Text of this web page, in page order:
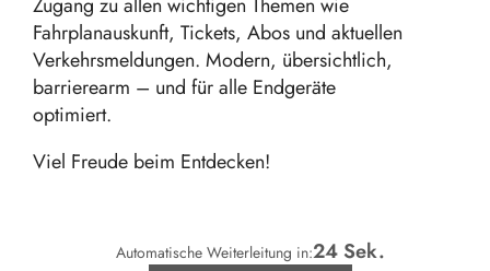
Aktuelles
Fahrplanauskunft, Tickets, Abos und aktuellen
Verkehrsmeldungen. Modern, übersichtlich,
barrierearm – und für alle Endgeräte
optimiert.
Viel Freude beim Entdecken!
Automatische Weiterleitung in:24 Sek.